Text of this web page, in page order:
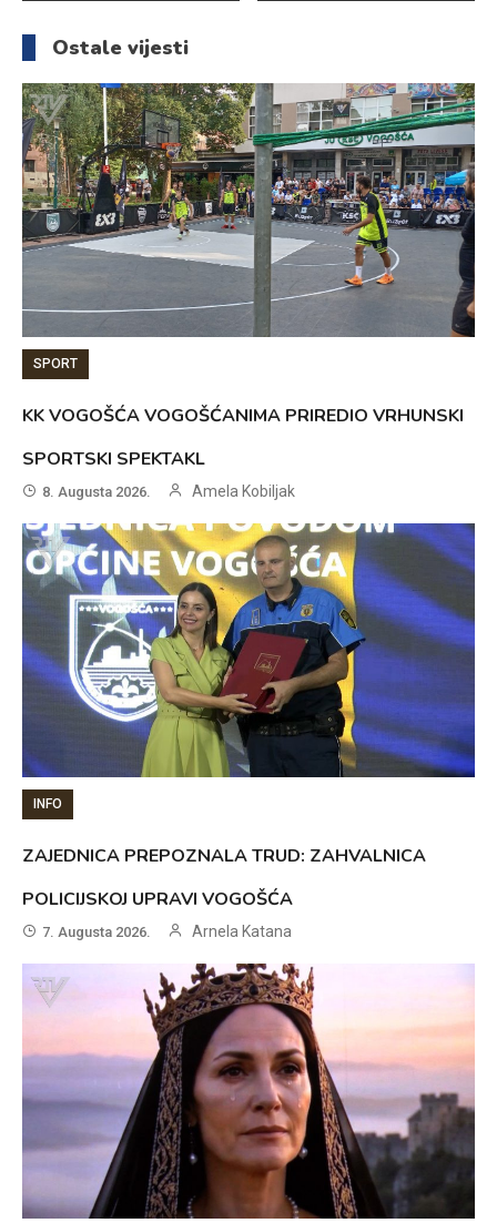
članaka
Ostale vijesti
SPORT
KK VOGOŠĆA VOGOŠĆANIMA PRIREDIO VRHUNSKI
SPORTSKI SPEKTAKL
8. Augusta 2026. Amela Kobiljak
INFO
ZAJEDNICA PREPOZNALA TRUD: ZAHVALNICA
POLICIJSKOJ UPRAVI VOGOŠĆA
7. Augusta 2026. Arnela Katana